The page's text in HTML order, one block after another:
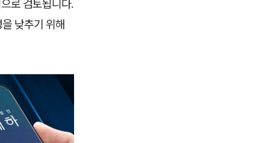
로 검토됩니다.
낮추기 위해